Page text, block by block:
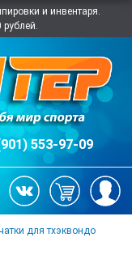
и инвентаря.
553-97-09
для тхэквондо